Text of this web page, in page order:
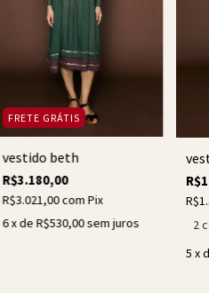
FRETE GRÁTIS
vestido beth
R$3.180,00
R$3.021,00com Pix
6x de R$530,00sem juros
2
5 x